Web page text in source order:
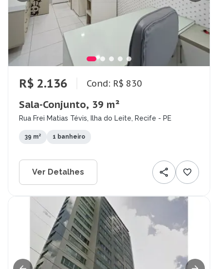
R$ 2.136 Cond: R$ 830
Sala-Conjunto, 39 m²
Rua Frei Matias Tévis, Ilha do Leite, Recife - PE
39 m² 1 banheiro
Ver Detalhes